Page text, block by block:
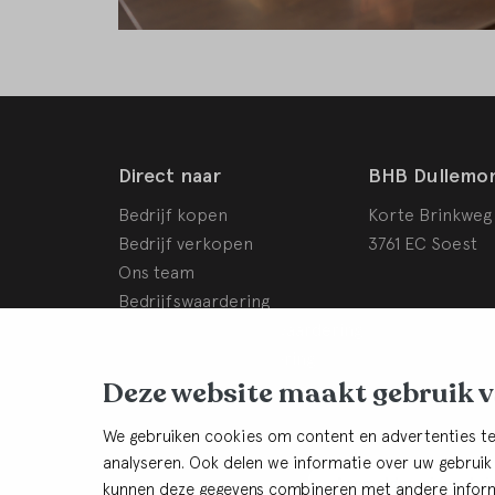
Deze website maakt gebruik
We gebruiken cookies om content en advertenties
analyseren. Ook delen we informatie over uw
kunnen deze gegevens combineren met andere
Direct naar
Bedrijf kopen
Bedrijf verkopen
Ons team
Bedrijfswaardering
Onze purpose
BHB
Korte Brinkweg
3761 EC Soest
Blijf op de hoogte: Aanmelden